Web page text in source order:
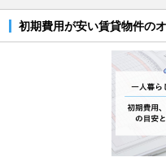
初期費用が安い賃貸物件の